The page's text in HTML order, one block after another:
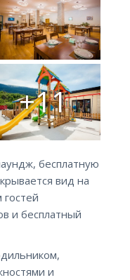
+11
бесплатную
вид на
и бесплатный
и